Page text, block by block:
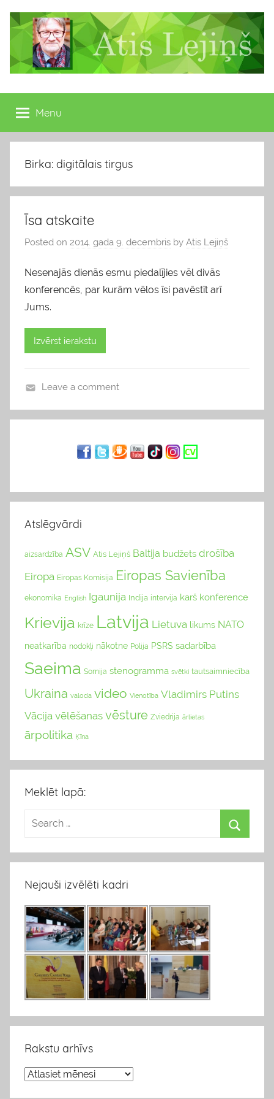
content
Atis
Lejiņš
13.
Saeimas
deputāts
Menu
Birka: digitālais tirgus
Īsa atskaite
Posted on 2014. gada 9. decembris by Atis Lejiņš
Nesenajās dienās esmu piedalījies vēl divās
konferencēs, par kurām vēlos īsi pavēstīt arī
Jums.
Izvērst ierakstu
l
Leave a comment
Atslēgvārdi
aizsardzība ASV Atis Lejiņš Baltija budžets drošība
Eiropa Eiropas Komisija Eiropas Savienība
ekonomika English Igaunija Indija intervija karš konference
Krievija krīze Latvija Lietuva likums NATO
neatkarība nodokļi nākotne Polija PSRS sadarbība
Saeima Somija stenogramma svētki tautsaimniecība
Ukraina valoda video Vienotība Vladimirs Putins
Vācija vēlēšanas vēsture Zviedrija ārlietas
ārpolitika Ķīna
Meklēt lapā:
Nejauši izvēlēti kadri
Rakstu arhīvs
R